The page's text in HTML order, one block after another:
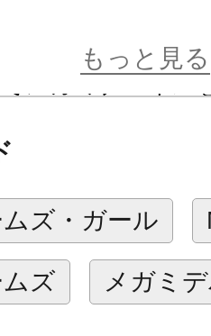
ションもアップデ
てデザイン設計
当、メカニック
いるため、従来の
ックに組み立て、
もっと見る
ズ・ガール
ズ メガミ